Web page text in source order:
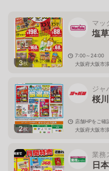
3枚
マッ
塩
7:00～24:00
大阪府大阪市
2枚
ジャ
桜
店舗HPをご確
大阪府大阪市
業務
日